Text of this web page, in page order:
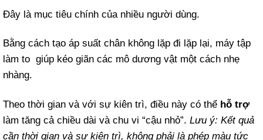
Đây là mục tiêu chính của nhiều người dùng.
Bằng cách tạo áp suất chân không lặp đi lặp lại, máy tập
làm to giúp kéo giãn các mô dương vật một cách nhẹ
nhàng.
Theo thời gian và với sự kiên trì, điều này có thể hỗ trợ
làm tăng cả chiều dài và chu vi “cậu nhỏ”. Lưu ý: Kết quả
cần thời gian và sựkiên trì, không phải là phép màu tức